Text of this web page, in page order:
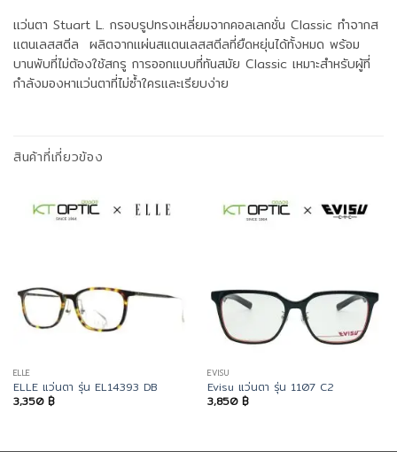
แว่นตา Stuart L. กรอบรูปทรงเหลี่ยมจากคอลเลกชั่น Classic ทำจากส
แตนเลสสตีล ผลิตจากแผ่นสแตนเลสสตีลที่ยืดหยุ่นได้ทั้งหมด พร้อม
บานพับที่ไม่ต้องใช้สกรู การออกแบบที่ทันสมัย Classic เหมาะสำหรับผู้ที่
กำลังมองหาแว่นตาที่ไม่ซ้ำใครและเรียบง่าย
สินค้าที่เกี่ยวข้อง
ELLE
ELLE แว่นตา รุ่น EL14393 DB
3,350 ฿
EVISU
Evisu แว่นตา รุ่น 1107 C2
3,850 ฿